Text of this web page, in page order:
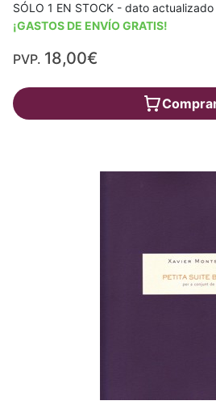
SÓLO 1 EN STOCK - dato
¡GASTOS DE ENVÍO GRATIS!
PVP. 18,00€